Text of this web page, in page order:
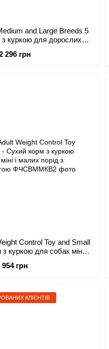
and Large Breeds 5
з куркою для дорослих
296 грн
Control Toy and Small
куркою для собак міні і
954 грн
КЛІЄНТІВ